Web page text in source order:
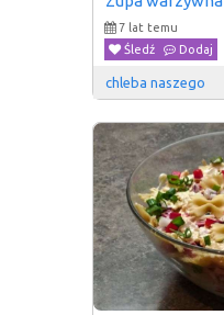
7 lat temu
Śledź
Dodaj
chleba naszego